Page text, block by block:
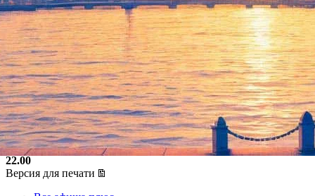
Парк культуры и отдыха
отпразднует день рождения
литературно
29 августа 2015, суббота,12.00-03 сентября 2015, четверг,
22.00
Версия для печати